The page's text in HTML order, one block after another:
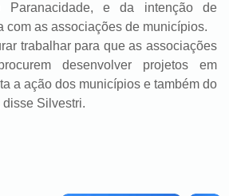
Paranacidade, e da intenção de
com as associações de municípios.
para que as associações
desenvolver projetos em
a ação dos municípios e também do
disse Silvestri.